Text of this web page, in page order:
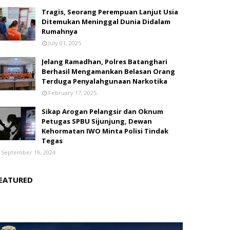
Tragis, Seorang Perempuan Lanjut Usia
Ditemukan Meninggal Dunia Didalam
Rumahnya
July 01, 2025
Jelang Ramadhan, Polres Batanghari
Berhasil Mengamankan Belasan Orang
Terduga Penyalahgunaan Narkotika
February 17, 2025
Sikap Arogan Pelangsir dan Oknum
Petugas SPBU Sijunjung, Dewan
Kehormatan IWO Minta Polisi Tindak
Tegas
September 19, 2024